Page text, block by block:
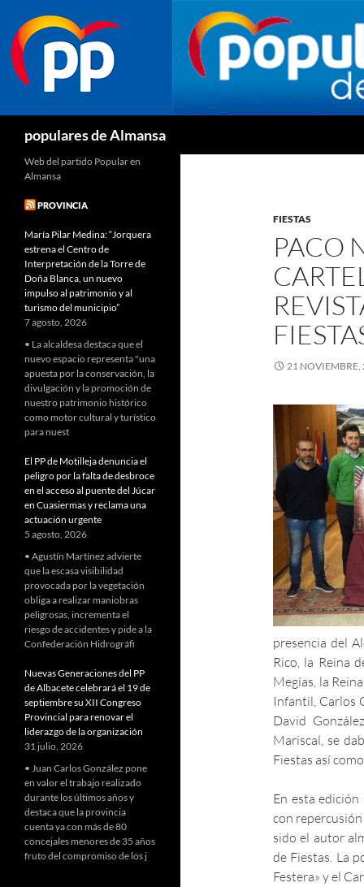
populares de Almansa
FIESTAS
PACO
21 NOVIEMBRE,
presencia del
Rico, la Reina
Megías, la
Infantil, Carlos
David
Mariscal, se
Fiestas así
En esta
con
sido el autor
de Fiestas. La
Festera» y el
Web del partido Popular en
Almansa
PROVINCIA
María Pilar Medina: “Jorquera
estrena el Centro de
Interpretación de la Torre de
Doña Blanca, un nuevo
impulso al patrimonio y al
turismo del municipio”
7 agosto, 2026
• La alcaldesa destaca que el
nuevo espacio representa "una
apuesta por la conservación, la
divulgación y la promoción de
nuestro patrimonio histórico
como motor cultural y turístico
para nuest
El PP de Motilleja denuncia el
peligro por la falta de desbroce
en el acceso al puente del Júcar
en Cuasiermas y reclama una
actuación urgente
5 agosto, 2026
• Agustín Martínez advierte
que la escasa visibilidad
provocada por la vegetación
obliga a realizar maniobras
peligrosas, incrementa el
riesgo de accidentes y pide a la
Confederación Hidrográfi
Nuevas Generaciones del PP
de Albacete celebrará el 19 de
septiembre su XII Congreso
Provincial para renovar el
liderazgo de la organización
31 julio, 2026
• Juan Carlos González pone
en valor el trabajo realizado
durante los últimos años y
destaca que la provincia
cuenta ya con más de 80
concejales menores de 35 años
fruto del compromiso de los j